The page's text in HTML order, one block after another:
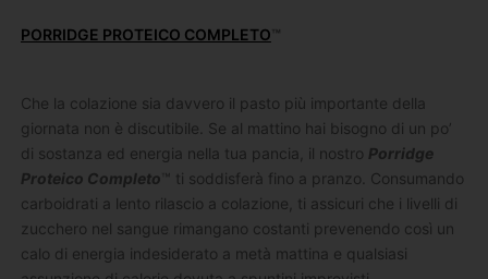
PORRIDGE PROTEICO COMPLETO™
Che la colazione sia davvero il pasto più importante della
giornata non è discutibile. Se al mattino hai bisogno di un po’
di sostanza ed energia nella tua pancia, il nostro Porridge
Proteico Completo ™ ti soddisferà fino a pranzo. Consumando
carboidrati a lento rilascio a colazione, ti assicuri che i livelli di
zucchero nel sangue rimangano costanti prevenendo così un
calo di energia indesiderato a metà mattina e qualsiasi